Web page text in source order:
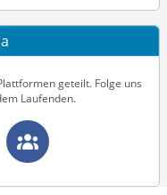
geteilt. Folge uns
Laufenden.